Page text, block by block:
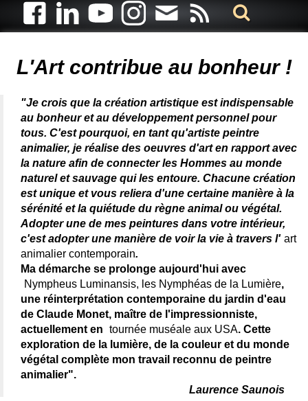
L'Art contribue au bonheur !
"Je crois que la création artistique est indispensable
au bonheur et au développement personnel pour
tous. C'est pourquoi, en tant qu'artiste peintre
animalier, je réalise des oeuvres d'art en rapport avec
la nature afin de connecter les Hommes au monde
naturel et sauvage qui les entoure. Chacune création
est unique et vous reliera d'une certaine manière à la
sérénité et la quiétude du règne animal ou végétal.
Adopter une de mes peintures dans votre intérieur,
c'est adopter une manière de voir la vie à travers l' art
animalier contemporain.
Ma démarche se prolonge aujourd'hui avec
Nympheus Luminansis, les Nymphéas de la Lumière,
une réinterprétation contemporaine du jardin d'eau
de Claude Monet, maître de l'impressionniste,
actuellement en tournée muséale aux USA. Cette
exploration de la lumière, de la couleur et du monde
végétal complète mon travail reconnu de peintre
animalier".
Laurence Saunois